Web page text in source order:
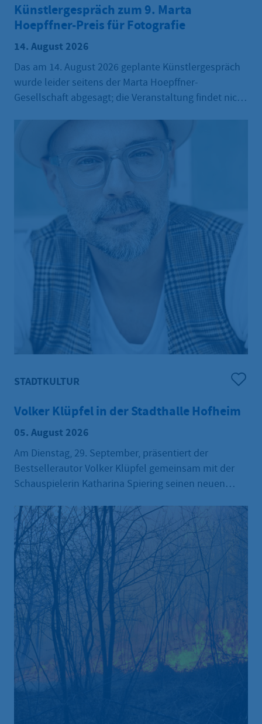
Künstlergespräch zum 9. Marta
Hoepffner-Preis für Fotografie
14. August 2026
Das am 14. August 2026 geplante Künstlergespräch
wurde leider seitens der Marta Hoepffner-
Gesellschaft abgesagt; die Veranstaltung findet nicht
STADTKULTUR
Volker Klüpfel in der Stadthalle Hofheim
05. August 2026
Am Dienstag, 29. September, präsentiert der
Bestsellerautor Volker Klüpfel gemeinsam mit der
Schauspielerin Katharina Spiering seinen neuen
Stadthalle Hofheim. Volker Klüpfel zählt zu den
erfolgreichsten deutschen Krimiautoren. Gemeinsam
mit Michael Kobr schuf er die Reihe um Kommissar
Kluftinger, die ein Millionenpublikum begeistert und
mehrfach verfilmt wurde. Mit seinen Solo-Romanen
um das ungleiche Ermittlerduo Svetlana und Tommi
knüpft er an diesen Erfolg an.